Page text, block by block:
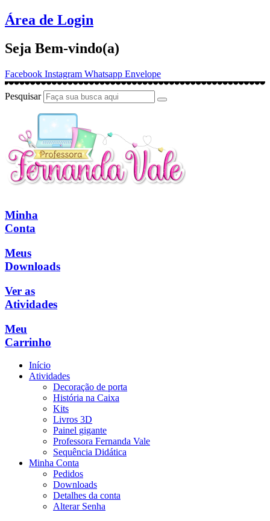
Ir
para
conteúdo
Área de Login
Seja Bem-vindo(a)
Facebook Instagram Whatsapp Envelope
Pesquisar
Minha
Conta
Meus
Downloads
Ver as
Atividades
Meu
Carrinho
Início
Atividades
Decoração de porta
História na Caixa
Kits
Livros 3D
Painel gigante
Professora Fernanda Vale
Sequência Didática
Minha Conta
Pedidos
Downloads
Detalhes da conta
Alterar Senha